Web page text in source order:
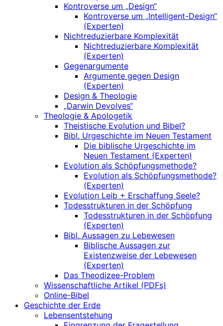
Kontroverse um „Design“
Kontroverse um „Intelligent-Design“
(Experten)
Nichtreduzierbare Komplexität
Nichtreduzierbare Komplexität
(Experten)
Gegenargumente
Argumente gegen Design
(Experten)
Design & Theologie
„Darwin Devolves“
Theologie & Apologetik
Theistische Evolution und Bibel?
Bibl. Urgeschichte im Neuen Testament
Die biblische Urgeschichte im
Neuen Testament (Experten)
Evolution als Schöpfungsmethode?
Evolution als Schöpfungsmethode?
(Experten)
Evolution Leib + Erschaffung Seele?
Todesstrukturen in der Schöpfung
Todesstrukturen in der Schöpfung
(Experten)
Bibl. Aussagen zu Lebewesen
Biblische Aussagen zur
Existenzweise der Lebewesen
(Experten)
Das Theodizee-Problem
Wissenschaftliche Artikel (PDFs)
Online-Bibel
Geschichte der Erde
Lebensentstehung